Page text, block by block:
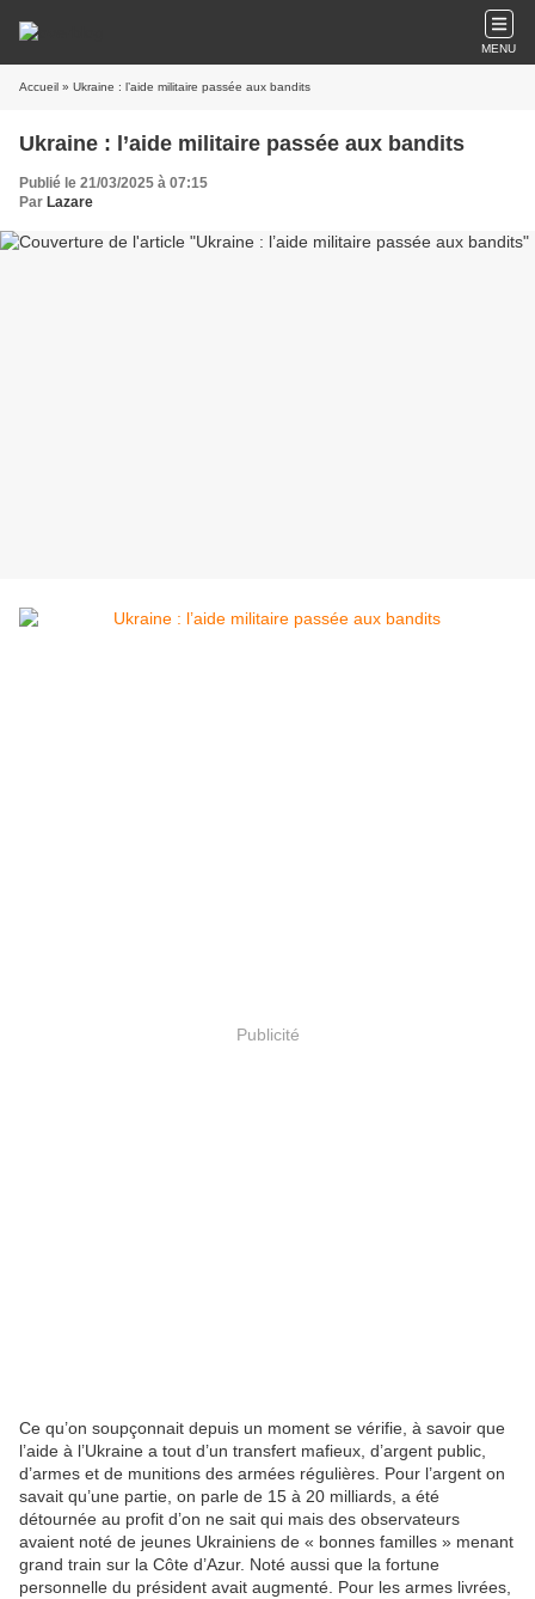
MENU
Accueil » Ukraine : l’aide militaire passée aux bandits
Ukraine : l’aide militaire passée aux bandits
Publié le 21/03/2025 à 07:15
Par Lazare
Publicité
Ce qu’on soupçonnait depuis un moment se vérifie, à savoir que
l’aide à l’Ukraine a tout d’un transfert mafieux, d’argent public,
d’armes et de munitions des armées régulières. Pour l’argent on
savait qu’une partie, on parle de 15 à 20 milliards, a été
détournée au profit d’on ne sait qui mais des observateurs
avaient noté de jeunes Ukrainiens de « bonnes familles » menant
grand train sur la Côte d’Azur. Noté aussi que la fortune
personnelle du président avait augmenté. Pour les armes livrées,